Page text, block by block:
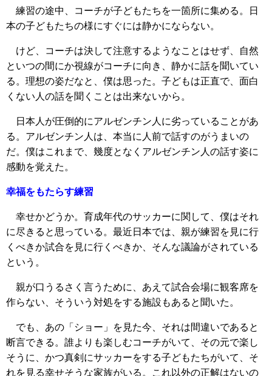
練習の途中、コーチが子どもたちを一箇所に集める。日
本の子どもたちの様にすぐには静かにならない。
けど、コーチは決して注意するようなことはせず、自然
といつの間にか視線がコーチに向き、静かに話を聞いてい
る。理想の姿だなと、僕は思った。子どもは正直で、面白
くない人の話を聞くことは出来ないから。
日本人が圧倒的にアルゼンチン人に劣っていることがあ
る。アルゼンチン人は、本当に人前で話すのがうまいの
だ。僕はこれまで、幾度となくアルゼンチン人の話す姿に
感動を覚えた。
幸福をもたらす練習
幸せかどうか。育成年代のサッカーに関して、僕はそれ
に尽きると思っている。最近日本では、親が練習を見に行
くべきか試合を見に行くべきか、そんな議論がされている
という。
親が口うるさく言うために、あえて試合会場に観客席を
作らない、そういう対処をする施設もあると聞いた。
でも、あの「ショー」を見た今、それは間違いであると
断言できる。誰よりも楽しむコーチがいて、その元で楽し
そうに、かつ真剣にサッカーをする子どもたちがいて、そ
れを見る幸せそうな家族がいる。これ以外の正解はないの